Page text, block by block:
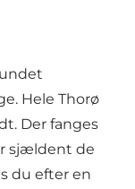
Hele Thorø
Der fanges
sjældent de
du efter en